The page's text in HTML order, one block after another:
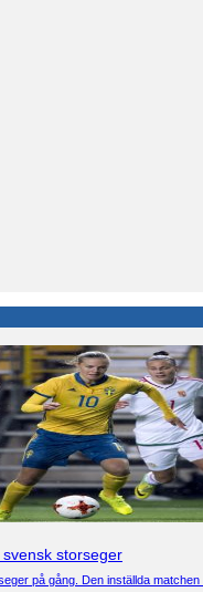
storseger
på gång. Den inställda